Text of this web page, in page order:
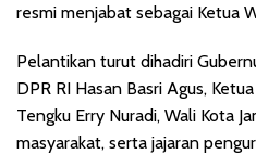
resmi menjabat sebagai Ketua
Pelantikan turut dihadiri
DPR RI Hasan Basri Agus,
Tengku Erry Nuradi, Wali Kota
masyarakat, serta jajaran